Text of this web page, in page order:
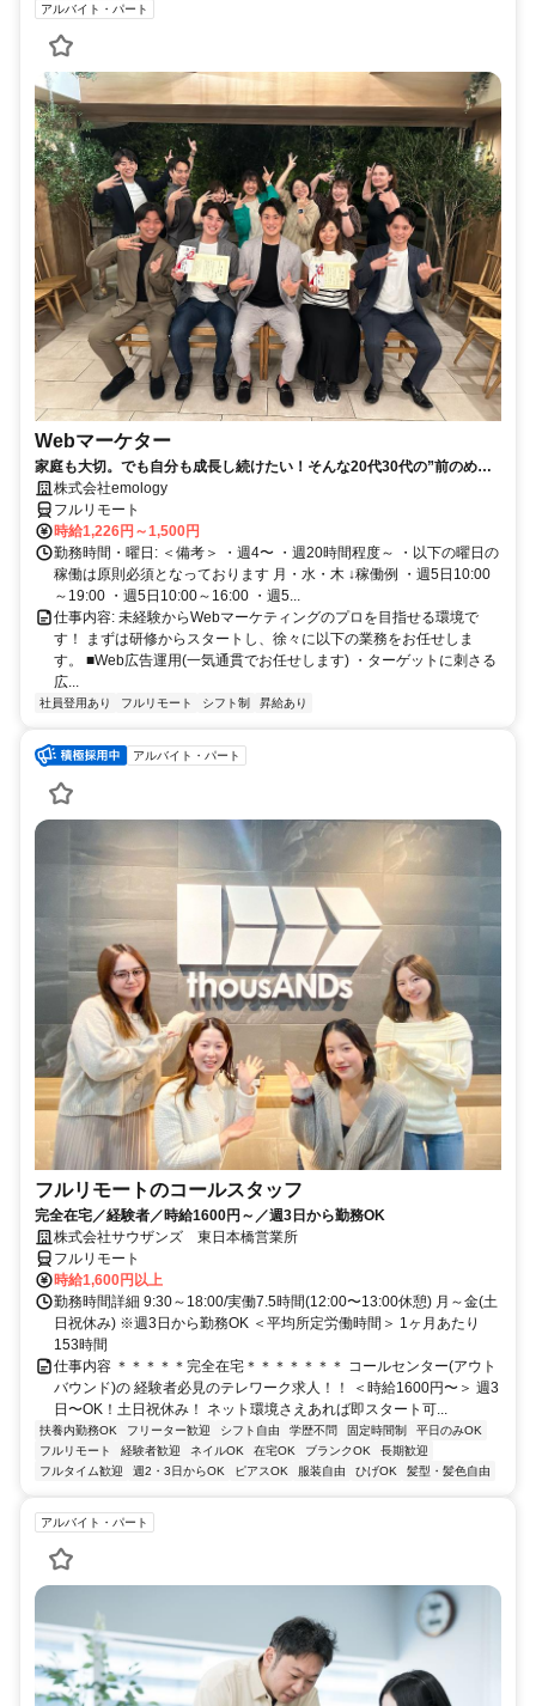
アルバイト・パート
Webマーケター
家庭も大切。でも自分も成長し続けたい！そんな20代30代の”前のめ
り”なママさんたちがフルリモートで活躍中♪
株式会社emology
フルリモート
時給1,226円～1,500円
勤務時間・曜日: ＜備考＞ ・週4〜 ・週20時間程度～ ・以下の曜日の
稼働は原則必須となっております 月・水・木 ↓稼働例 ・週5日10:00
～19:00 ・週5日10:00～16:00 ・週5...
仕事内容: 未経験からWebマーケティングのプロを目指せる環境で
す！ まずは研修からスタートし、徐々に以下の業務をお任せしま
す。 ■Web広告運用(一気通貫でお任せします) ・ターゲットに刺さる
広...
社員登用あり フルリモート シフト制 昇給あり
アルバイト・パート
フルリモートのコールスタッフ
完全在宅／経験者／時給1600円～／週3日から勤務OK
株式会社サウザンズ 東日本橋営業所
フルリモート
時給1,600円以上
勤務時間詳細 9:30～18:00/実働7.5時間(12:00〜13:00休憩) 月～金(土
日祝休み) ※週3日から勤務OK ＜平均所定労働時間＞ 1ヶ月あたり
153時間
仕事内容 ＊＊＊＊＊完全在宅＊＊＊＊＊＊＊ コールセンター(アウト
バウンド)の 経験者必見のテレワーク求人！！ ＜時給1600円〜＞ 週3
日〜OK！土日祝休み！ ネット環境さえあれば即スタート可...
扶養内勤務OK フリーター歓迎 シフト自由 学歴不問 固定時間制
平日のみOK
フルリモート
経験者歓迎 ネイルOK 在宅OK ブランクOK
長期歓迎
フルタイム歓迎
週2・3日からOK ピアスOK 服装自由 ひげOK 髪型・髪色自由
アルバイト・パート